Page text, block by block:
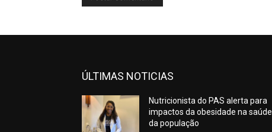
ÚLTIMAS NOTICIAS
Nutricionista do PAS alerta para
impactos da obesidade na saúde
da população